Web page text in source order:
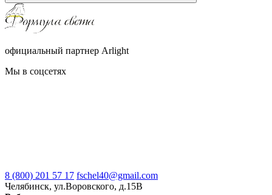
официальный партнер Arlight
Мы в соцсетях
8 (800) 201 57 17 fschel40@gmail.com
Челябинск, ул.Воровского, д.15В